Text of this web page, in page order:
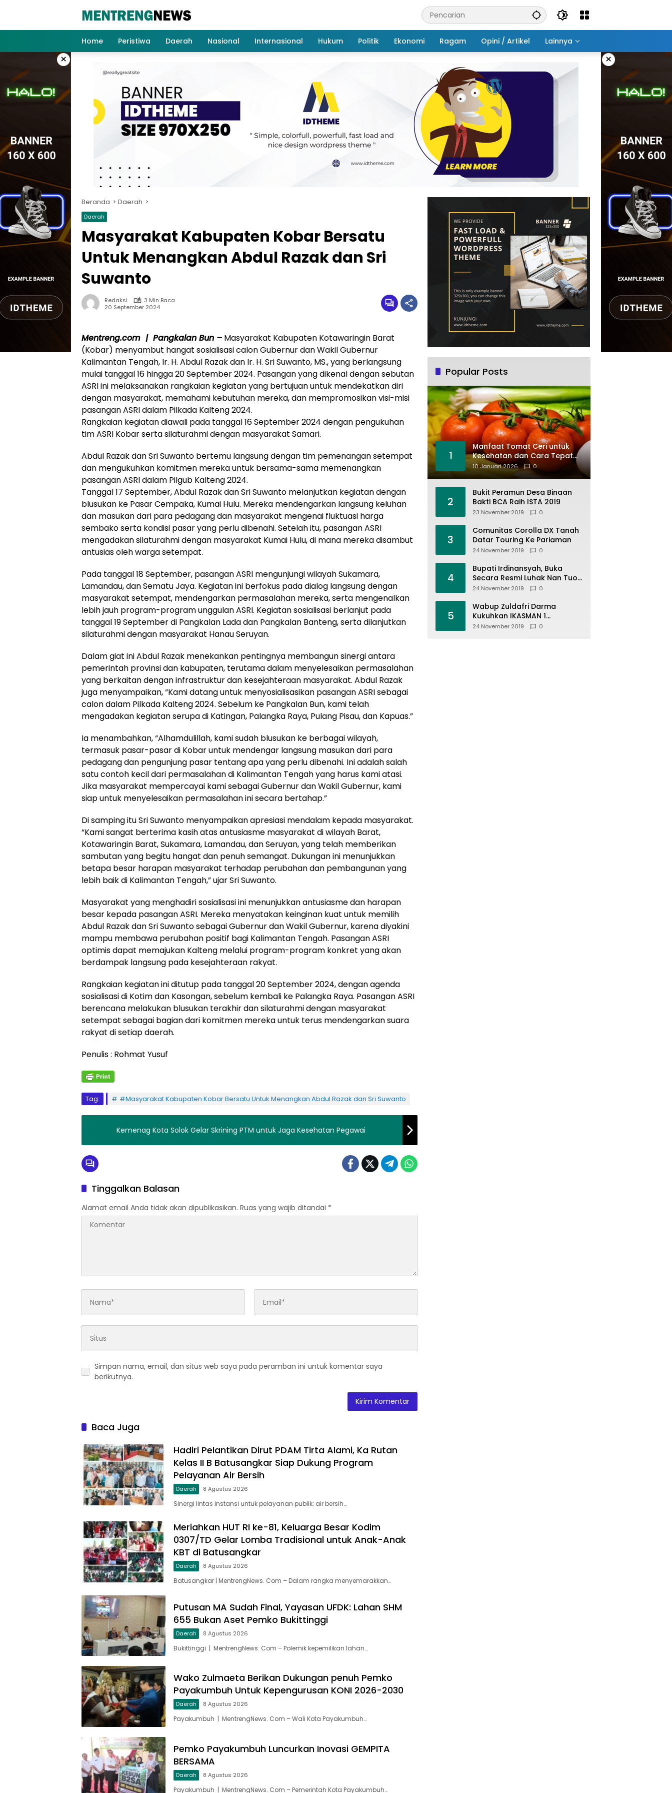
Home
Peristiwa Daerah Nasional Internasional Hukum Politik Ekonomi Ragam Opini / Artikel Lainnya
× ×
Beranda Daerah
Daerah
Masyarakat Kabupaten Kobar Bersatu
Untuk Menangkan Abdul Razak dan Sri
Suwanto
Redaksi
3 Min Baca
20 September 2024
Mentreng.com | Pangkalan Bun – Masyarakat Kabupaten Kotawaringin Barat
(Kobar) menyambut hangat sosialisasi calon Gubernur dan Wakil Gubernur
Kalimantan Tengah, Ir. H. Abdul Razak dan Ir. H. Sri Suwanto, MS., yang berlangsung
mulai tanggal 16 hingga 20 September 2024. Pasangan yang dikenal dengan sebutan
ASRI ini melaksanakan rangkaian kegiatan yang bertujuan untuk mendekatkan diri
dengan masyarakat, memahami kebutuhan mereka, dan mempromosikan visi-misi
pasangan ASRI dalam Pilkada Kalteng 2024.
Rangkaian kegiatan diawali pada tanggal 16 September 2024 dengan pengukuhan
tim ASRI Kobar serta silaturahmi dengan masyarakat Samari.
Abdul Razak dan Sri Suwanto bertemu langsung dengan tim pemenangan setempat
dan mengukuhkan komitmen mereka untuk bersama-sama memenangkan
pasangan ASRI dalam Pilgub Kalteng 2024.
Tanggal 17 September, Abdul Razak dan Sri Suwanto melanjutkan kegiatan dengan
blusukan ke Pasar Cempaka, Kumai Hulu. Mereka mendengarkan langsung keluhan
dan masukan dari para pedagang dan masyarakat mengenai fluktuasi harga
sembako serta kondisi pasar yang perlu dibenahi. Setelah itu, pasangan ASRI
mengadakan silaturahmi dengan masyarakat Kumai Hulu, di mana mereka disambut
antusias oleh warga setempat.
Pada tanggal 18 September, pasangan ASRI mengunjungi wilayah Sukamara,
Lamandau, dan Sematu Jaya. Kegiatan ini berfokus pada dialog langsung dengan
masyarakat setempat, mendengarkan permasalahan mereka, serta mengenalkan
lebih jauh program-program unggulan ASRI. Kegiatan sosialisasi berlanjut pada
tanggal 19 September di Pangkalan Lada dan Pangkalan Banteng, serta dilanjutkan
silaturahmi dengan masyarakat Hanau Seruyan.
Dalam giat ini Abdul Razak menekankan pentingnya membangun sinergi antara
pemerintah provinsi dan kabupaten, terutama dalam menyelesaikan permasalahan
yang berkaitan dengan infrastruktur dan kesejahteraan masyarakat. Abdul Razak
juga menyampaikan, “Kami datang untuk menyosialisasikan pasangan ASRI sebagai
calon dalam Pilkada Kalteng 2024. Sebelum ke Pangkalan Bun, kami telah
mengadakan kegiatan serupa di Katingan, Palangka Raya, Pulang Pisau, dan Kapuas.”
Ia menambahkan, “Alhamdulillah, kami sudah blusukan ke berbagai wilayah,
termasuk pasar-pasar di Kobar untuk mendengar langsung masukan dari para
pedagang dan pengunjung pasar tentang apa yang perlu dibenahi. Ini adalah salah
satu contoh kecil dari permasalahan di Kalimantan Tengah yang harus kami atasi.
Jika masyarakat mempercayai kami sebagai Gubernur dan Wakil Gubernur, kami
siap untuk menyelesaikan permasalahan ini secara bertahap.”
Di samping itu Sri Suwanto menyampaikan apresiasi mendalam kepada masyarakat.
“Kami sangat berterima kasih atas antusiasme masyarakat di wilayah Barat,
Kotawaringin Barat, Sukamara, Lamandau, dan Seruyan, yang telah memberikan
sambutan yang begitu hangat dan penuh semangat. Dukungan ini menunjukkan
betapa besar harapan masyarakat terhadap perubahan dan pembangunan yang
lebih baik di Kalimantan Tengah,” ujar Sri Suwanto.
Masyarakat yang menghadiri sosialisasi ini menunjukkan antusiasme dan harapan
besar kepada pasangan ASRI. Mereka menyatakan keinginan kuat untuk memilih
Abdul Razak dan Sri Suwanto sebagai Gubernur dan Wakil Gubernur, karena diyakini
mampu membawa perubahan positif bagi Kalimantan Tengah. Pasangan ASRI
optimis dapat memajukan Kalteng melalui program-program konkret yang akan
berdampak langsung pada kesejahteraan rakyat.
Rangkaian kegiatan ini ditutup pada tanggal 20 September 2024, dengan agenda
sosialisasi di Kotim dan Kasongan, sebelum kembali ke Palangka Raya. Pasangan ASRI
berencana melakukan blusukan terakhir dan silaturahmi dengan masyarakat
setempat sebagai bagian dari komitmen mereka untuk terus mendengarkan suara
rakyat di setiap daerah.
Penulis : Rohmat Yusuf
Tag: #Masyarakat Kabupaten Kobar Bersatu Untuk Menangkan Abdul Razak dan Sri Suwanto
Kemenag Kota Solok Gelar Skrining PTM untuk Jaga Kesehatan Pegawai
Tinggalkan Balasan
Alamat email Anda tidak akan dipublikasikan. Ruas yang wajib ditandai *
Simpan nama, email, dan situs web saya pada peramban ini untuk komentar saya
berikutnya.
Baca Juga
Hadiri Pelantikan Dirut PDAM Tirta Alami, Ka Rutan
Kelas II B Batusangkar Siap Dukung Program
Pelayanan Air Bersih
Daerah 8 Agustus 2026
Sinergi lintas instansi untuk pelayanan publik; air bersih…
Meriahkan HUT RI ke-81, Keluarga Besar Kodim
0307/TD Gelar Lomba Tradisional untuk Anak-Anak
KBT di Batusangkar
Daerah 8 Agustus 2026
Batusangkar | MentrengNews. Com – Dalam rangka menyemarakkan…
Putusan MA Sudah Final, Yayasan UFDK: Lahan SHM
655 Bukan Aset Pemko Bukittinggi
Daerah 8 Agustus 2026
Bukittinggi | MentrengNews. Com – Polemik kepemilikan lahan…
Wako Zulmaeta Berikan Dukungan penuh Pemko
Payakumbuh Untuk Kepengurusan KONI 2026-2030
Daerah 8 Agustus 2026
Payakumbuh | MentrengNews. Com – Wali Kota Payakumbuh…
Pemko Payakumbuh Luncurkan Inovasi GEMPITA
BERSAMA
Daerah 8 Agustus 2026
Payakumbuh | MentrengNews. Com – Pemerintah Kota Payakumbuh…
Popular Posts
1
Manfaat Tomat Ceri untuk
Kesehatan dan Cara Tepat
Mengonsumsinya
10 Januari 2026 0
2
Bukit Peramun Desa Binaan
Bakti BCA Raih ISTA 2019
23 November 2019 0
3
Comunitas Corolla DX Tanah
Datar Touring Ke Pariaman
24 November 2019 0
4
Bupati Irdinansyah, Buka
Secara Resmi Luhak Nan Tuo
Wirabraja Adventure Offroad
24 November 2019 0
5
Wabup Zuldafri Darma
Kukuhkan IKASMAN 1
Pariangan Se Jabodetabek
24 November 2019 0